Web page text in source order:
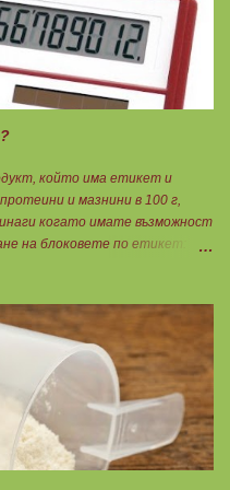
който има етикет и
и мазнини в 100 г,
когато имате възможност
на блоковете по етикет:
за 1 блок.
100 г продукт = мазнините за